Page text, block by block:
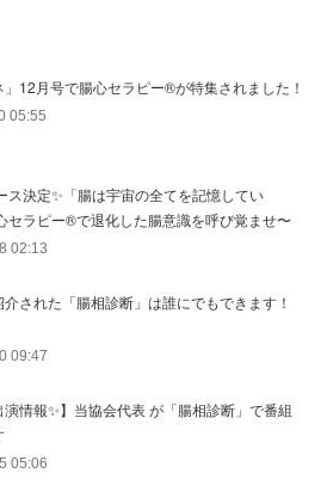
」12月号で腸心セラピー®︎が特集されました！
05:55
ス決定✨「腸は宇宙の全てを記憶してい
セラピー®︎で退化した腸意識を呼び覚ませ〜
02:13
された「腸相診断」は誰にでもできます！
09:47
演情報✨】当協会代表 が「腸相診断」で番組
05:06